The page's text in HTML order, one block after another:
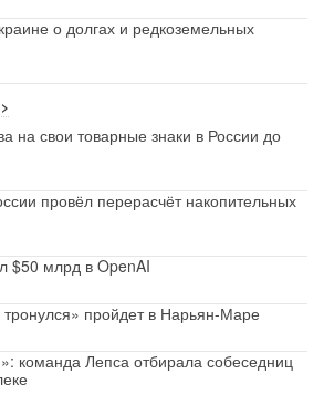
о долгах и редкоземельных
на свои товарные знаки в России до
провёл перерасчёт накопительных
$50 млрд в OpenAI
пройдет в Нарьян-Маре
команда Лепса отбирала собеседниц